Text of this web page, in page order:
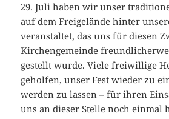
29. Juli haben wir unser
auf dem Freigelände hinter
veranstaltet, das uns für diesen
Kirchengemeinde
gestellt wurde. Viele freiwillige
geholfen, unser Fest wieder zu
werden zu lassen – für ihren
uns an dieser Stelle noch einmal